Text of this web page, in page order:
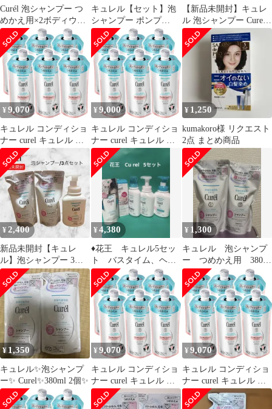
Curél 泡シャンプー つ
めかえ用×2ボディウォ
ッシュ 本体×2
キュレル【セット】泡
シャンプー ポンプ
480ml & コンディショ
ナー ポンプ420ml
**4423524
4901301383013／
4901301276100
【新品未開封】キュレ
ル 泡シャンプー Curel
保湿 頭皮ケア 浸潤
保湿 花王
¥ 9,070
キュレル コンディショ
ナー curel キュレル リ
ンス キュレル 詰め替え
コンディショナー 詰め
替え キュレル 頭皮 大
容量
¥ 9,000
キュレル コンディショ
ナー curel キュレル リ
ンス キュレル 詰め替え
コンディショナー 詰め
替え キュレル 頭皮 大
容量
¥ 1,250
kumakoro様 リクエスト
2点 まとめ商品
¥2,400
新品未開封【キュレ
ル】泡シャンプー 3点
セット（本体1本・つめ
かえ用2袋）
¥4,380
♦️花王 キュレル5セッ
ト バスタイム、ヘア
ケア 美容 シャンプ
ーリンス クリ-ム
¥ 1,300
キュレル 泡シャンプ
ー つめかえ用 380ml
2個セット
¥ 1,350
キュレル✨泡シャンプ
ー✨ Curel✨380ml 2個✨
¥ 9,070
キュレル コンディショ
ナー curel キュレル リ
ンス キュレル 詰め替え
コンディショナー 詰め
¥ 9,070
キュレル コンディショ
ナー curel キュレル リ
ンス キュレル 詰め替え
コンディショナー 詰め